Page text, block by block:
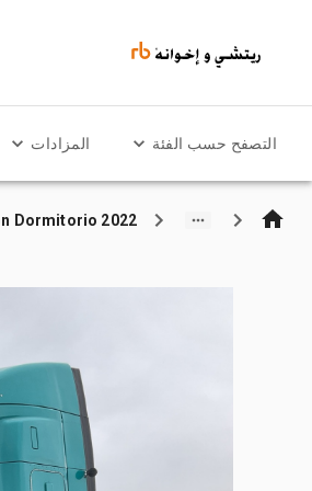
التصفح حسب الفئة المزادات
2022 Kenworth T680 6x4 Tractocamion con Dormitorio / تراكتور شاحنة كابينة النوم (ثنائية المحور)